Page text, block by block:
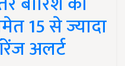
15 से ज्यादा
अलर्ट